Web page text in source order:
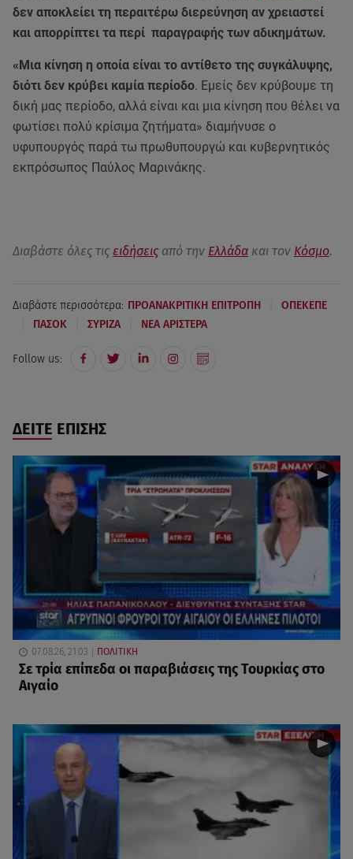
δεν αποκλείει τη περαιτέρω διερεύνηση αν χρειαστεί
και απορρίπτει τα περί παραγραφής των αδικημάτων.
«Μια κίνηση η οποία είναι το αντίθετο της συγκάλυψης,
διότι δεν κρύβει καμία περίοδο. Εμείς δεν κρύβουμε τη
δική μας περίοδο, αλλά είναι και μια κίνηση που θέλει να
φωτίσει πολύ κρίσιμα ζητήματα» διαμήνυσε ο
υφυπουργός παρά τω πρωθυπουργώ και κυβερνητικός
εκπρόσωπος Παύλος Μαρινάκης.
Διαβάστε όλες τις ειδήσεις από την Ελλάδα και τον Κόσμο.
Διαβάστε περισσότερα: ΠΡΟΑΝΑΚΡΙΤΙΚΗ ΕΠΙΤΡΟΠΗ ΟΠΕΚΕΠΕ
ΠΑΣΟΚ ΣΥΡΙΖΑ ΝΕΑ ΑΡΙΣΤΕΡΑ
Follow us:
ΔΕΙΤΕ ΕΠΙΣΗΣ
07.08.26, 21:03 ΠΟΛΙΤΙΚΗ
Σε τρία επίπεδα οι παραβιάσεις της Τουρκίας στο
Αιγαίο